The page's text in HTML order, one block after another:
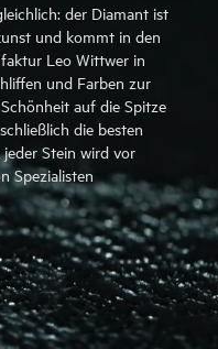
der Diamant ist
und kommt in den
Leo Wittwer in
und Farben zur
auf die Spitze
die besten
Stein wird vor
Spezialisten